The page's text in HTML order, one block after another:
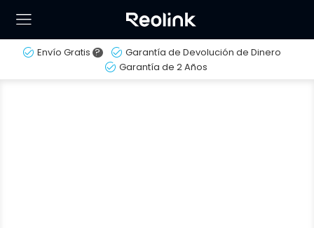
Envío Gratis ?
Garantía de Devolución de Dinero
Garantía de 2 Años